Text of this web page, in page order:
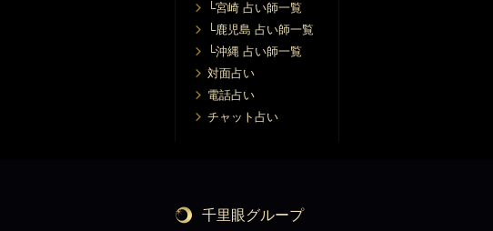
└宮崎 占い師一覧
└鹿児島 占い師一覧
└沖縄 占い師一覧
対面占い
電話占い
チャット占い
千里眼グループ